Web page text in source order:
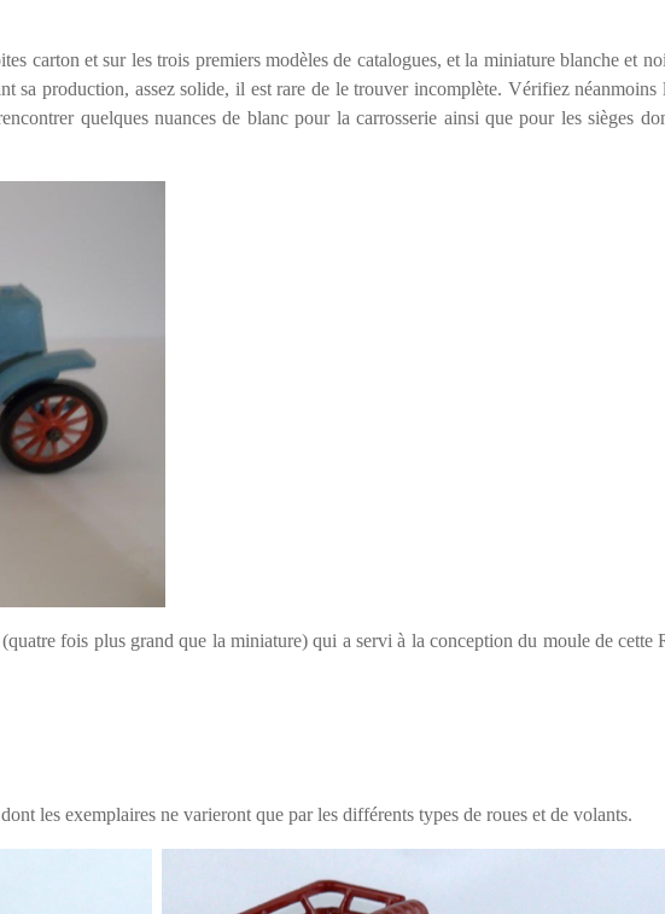
carton et sur les trois premiers modèles de catalogues, et la miniature blanche et
sa production, assez solide, il est rare de le trouver incomplète. Vérifiez néanmoins
quelques nuances de blanc pour la carrosserie ainsi que pour les sièges
fois plus grand que la miniature) qui a servi à la conception du moule de cette
les exemplaires ne varieront que par les différents types de roues et de volants.